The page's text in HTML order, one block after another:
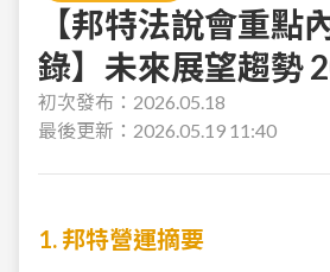
【邦特法說會重點
錄】未來展望趨勢
初次發布： 2026.05.18
最後更新： 2026.05.19 11:40
1. 邦特營運摘要